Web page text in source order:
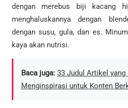
dengan merebus biji kacang
menghaluskannya dengan
dengan susu, gula, dan es.
kaya akan nutrisi.
Baca juga: 33 Judul Artikel yang
Menginspirasi untuk Konten